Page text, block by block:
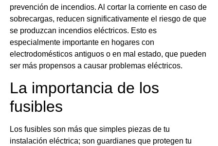
prevención de incendios. Al cortar la corriente en caso de
sobrecargas, reducen significativamente el riesgo de que
se produzcan incendios eléctricos. Esto es
especialmente importante en hogares con
electrodomésticos antiguos o en mal estado, que pueden
ser más propensos a causar problemas eléctricos.
La importancia de los
fusibles
Los fusibles son más que simples piezas de tu
instalación eléctrica; son guardianes que protegen tu